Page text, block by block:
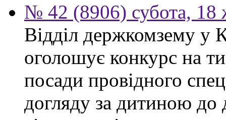
№ 42 (8906) субота, 18
Відділ держкомзему у
оголошує конкурс на
посади провідного
догляду за дитиною до